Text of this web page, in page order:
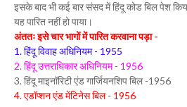
इसके बाद भी कई बार संसद में हिंदू कोड बिल पेश
यह पारित नहीं हो पाया।
अंततः इसे चार भागों में पारित करवाना पड़ा -
1. हिंदू विवाह अधिनियम - 1955
2. हिंदू उत्तराधिकार अधिनियम - 1956
3. हिंदू माइनॉरिटी एंड गार्जियनशिप बिल -1956
4. एडॉप्शन एंड मेंटिनेस बिल - 1956